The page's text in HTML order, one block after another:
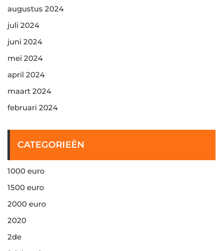
augustus 2024
juli 2024
juni 2024
mei 2024
april 2024
maart 2024
februari 2024
CATEGORIEËN
1000 euro
1500 euro
2000 euro
2020
2de